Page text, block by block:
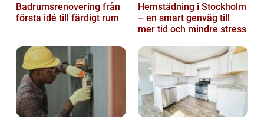
Badrumsrenovering från
första idé till färdigt rum
Hemstädning i Stockholm
– en smart genväg till
mer tid och mindre stress